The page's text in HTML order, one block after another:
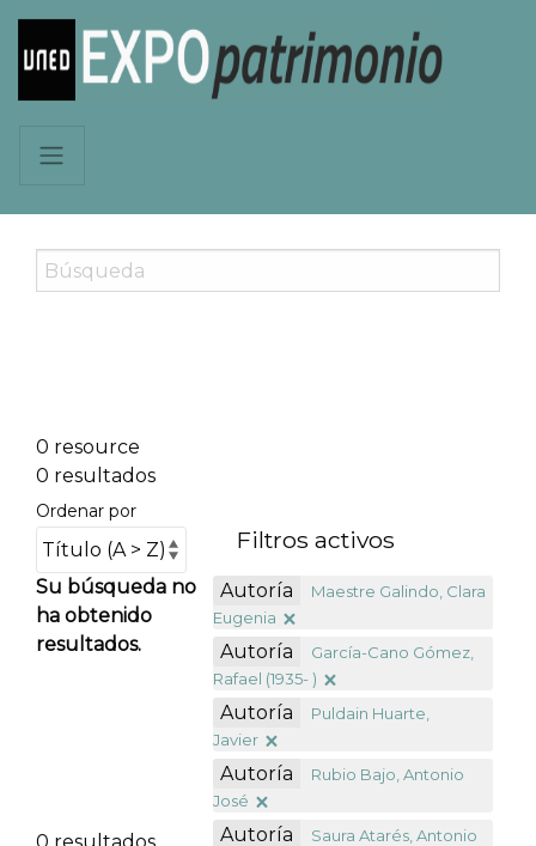
0 resource
0 resultados
Ordenar por
Su búsqueda no
ha obtenido
resultados.
Filtros activos
Autoría
Maestre Galindo, Clara
Eugenia
Autoría
García-Cano Gómez,
Rafael (1935- )
Autoría
Puldain Huarte,
Javier
Autoría
Rubio Bajo, Antonio
José
Autoría
Saura Atarés, Antonio